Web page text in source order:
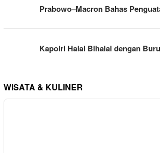
Prabowo–Macron Bahas
Kapolri Halal Bihalal dengan
WISATA & KULINER